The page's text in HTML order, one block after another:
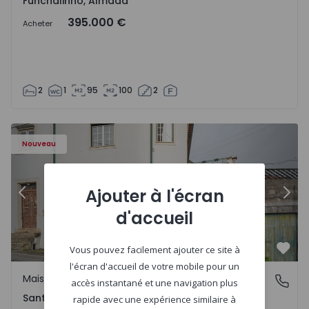
Acheter 395.000 €
2 1 95 100 2
Nouveau
Précédent
Santa Clara e Castelo Viegas, Coimbra
Maison Jumelée
Santa Clara e Castelo Viegas, Coimbra
Ajouter à l'écran
d'accueil
Vous pouvez facilement ajouter ce site à
l'écran d'accueil de votre mobile pour un
accès instantané et une navigation plus
rapide avec une expérience similaire à